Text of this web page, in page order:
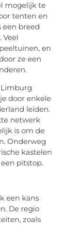
mogelijk te
tenten en
een breed
Veel
en
ze een
door enkele
leiden.
netwerk
is om de
Onderweg
kastelen
pitstop.
een kans
De regio
zoals